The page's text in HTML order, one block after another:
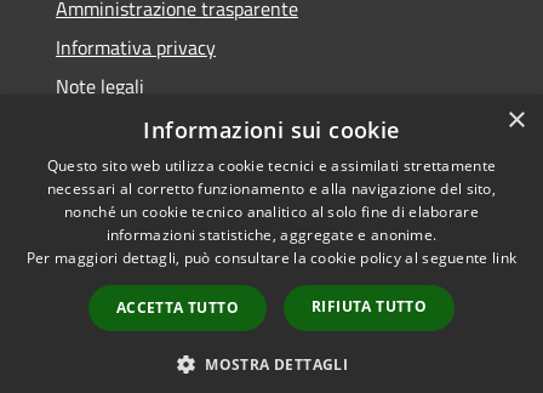
Amministrazione trasparente
Informativa privacy
Note legali
Dichiarazione di accessibilità
RSS
Accessibilità
Copyright © 2026 • Comune di
Municipium•
Accesso
redazione
×
Informazioni sui cookie
Questo sito web utilizza cookie tecnici e assimilati strettamente
necessari al corretto funzionamento e alla navigazione del sito,
nonché un cookie tecnico analitico al solo fine di elaborare
informazioni statistiche, aggregate e anonime.
Per maggiori dettagli, può consultare la cookie policy al seguente link
ACCETTA TUTTO RIFIUTA TUTTO
MOSTRA DETTAGLI